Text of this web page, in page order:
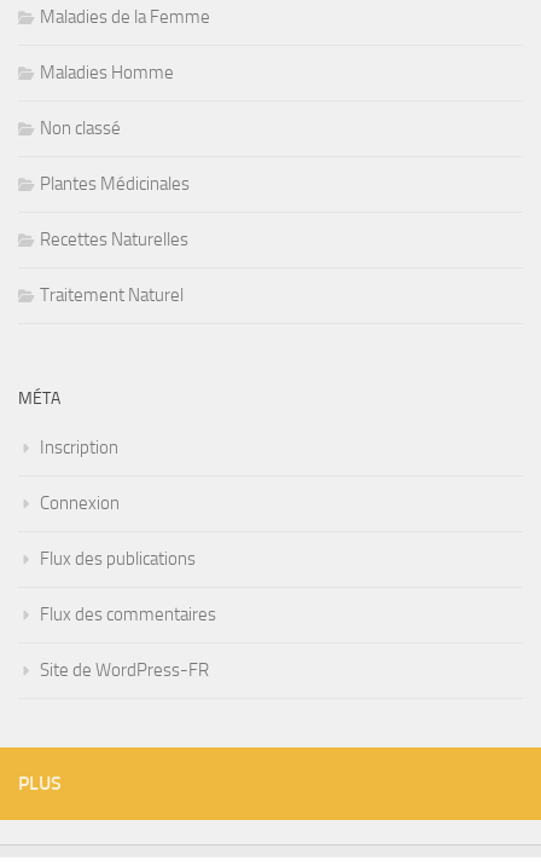
Maladies de la Femme
Maladies Homme
Non classé
Plantes Médicinales
Recettes Naturelles
Traitement Naturel
MÉTA
Inscription
Connexion
Flux des publications
Flux des commentaires
Site de WordPress-FR
PLUS